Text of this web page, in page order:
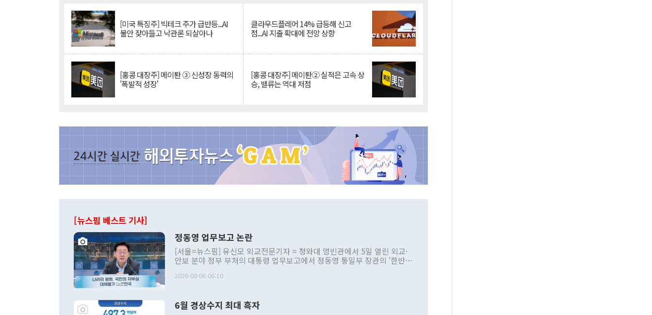
[미국 특징주] 빅테크 주가 급반등...AI
불안 잦아들고 낙관론 되살아나
클라우드플레어 14% 급등해 신고
점...AI 지출 확대에 전망 상향
[홍콩 대장주] 메이퇀 ③ 신성장 동력의
'폭발적 성장'
[홍콩 대장주] 메이퇀② 실적은 고속 상
승, 밸류는 역대 저점
[뉴스핌 베스트 기사]
정동영 업무보고 논란
[서울=뉴스핌] 유신모 외교전문기자 = 청와대 영빈관에서 5일 열린 외교·
안보 분야 정부 부처의 대통령 업무보고에서 정동영 통일부 장관의 '한반도
발언 중에는 정부 내 조율을 거치지 않은 사안을 정책으로 추진하겠다고 공
주의적 희망에 근거한 비현실적 구상'이라는 비판을 내놨다. 그동안 정 장
2026-08-06 06:10
6월 경상수지 최대 흑자